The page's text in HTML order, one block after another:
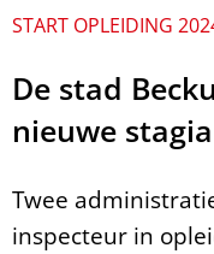
START OPLEIDING
De stad
nieuwe
Twee
inspecteur in